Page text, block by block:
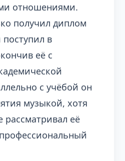
отношениями.
получил диплом
в
её с
с учёбой он
музыкой, хотя
рассматривал её